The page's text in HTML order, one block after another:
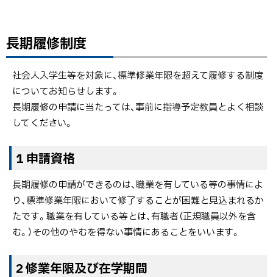
長期履修制度
社会人入学生等を対象に、標準修業年限を超えて履修する制度
についてお知らせします。
長期履修の申請に当たっては、事前に指導予定教員とよく相談
してください。
1 申請資格
長期履修の申請ができるのは、職業を有している等の事情によ
り、標準修業年限において修了することが困難と見込まれるか
たです。職業を有している等とは、有職者（正規職員以外を含
む。）その他のやむを得ない事情にあることをいいます。
2 修業年限及び在学期間